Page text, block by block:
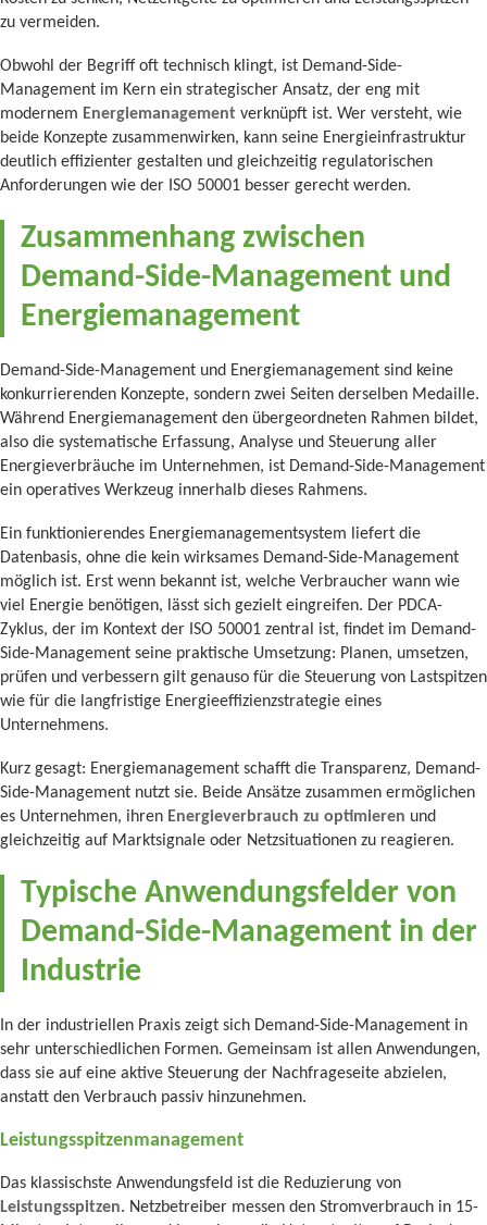
zu vermeiden.
Obwohl der Begriff oft technisch klingt, ist Demand-Side-
Management im Kern ein strategischer Ansatz, der eng mit
modernem Energiemanagement verknüpft ist. Wer versteht, wie
beide Konzepte zusammenwirken, kann seine Energieinfrastruktur
deutlich effizienter gestalten und gleichzeitig regulatorischen
Anforderungen wie der ISO 50001 besser gerecht werden.
Zusammenhang zwischen
Demand-Side-Management und
Energiemanagement
Demand-Side-Management und Energiemanagement sind keine
konkurrierenden Konzepte, sondern zwei Seiten derselben Medaille.
Während Energiemanagement den übergeordneten Rahmen bildet,
also die systematische Erfassung, Analyse und Steuerung aller
Energieverbräuche im Unternehmen, ist Demand-Side-Management
ein operatives Werkzeug innerhalb dieses Rahmens.
Ein funktionierendes Energiemanagementsystem liefert die
Datenbasis, ohne die kein wirksames Demand-Side-Management
möglich ist. Erst wenn bekannt ist, welche Verbraucher wann wie
viel Energie benötigen, lässt sich gezielt eingreifen. Der PDCA-
Zyklus, der im Kontext der ISO 50001 zentral ist, findet im Demand-
Side-Management seine praktische Umsetzung: Planen, umsetzen,
prüfen und verbessern gilt genauso für die Steuerung von Lastspitzen
wie für die langfristige Energieeffizienzstrategie eines
Unternehmens.
Kurz gesagt: Energiemanagement schafft die Transparenz, Demand-
Side-Management nutzt sie. Beide Ansätze zusammen ermöglichen
es Unternehmen, ihren Energieverbrauch zu optimieren und
gleichzeitig auf Marktsignale oder Netzsituationen zu reagieren.
Typische Anwendungsfelder von
Demand-Side-Management in der
Industrie
In der industriellen Praxis zeigt sich Demand-Side-Management in
sehr unterschiedlichen Formen. Gemeinsam ist allen Anwendungen,
dass sie auf eine aktive Steuerung der Nachfrageseite abzielen,
anstatt den Verbrauch passiv hinzunehmen.
Leistungsspitzenmanagement
Das klassischste Anwendungsfeld ist die Reduzierung von
Leistungsspitzen. Netzbetreiber messen den Stromverbrauch in 15-